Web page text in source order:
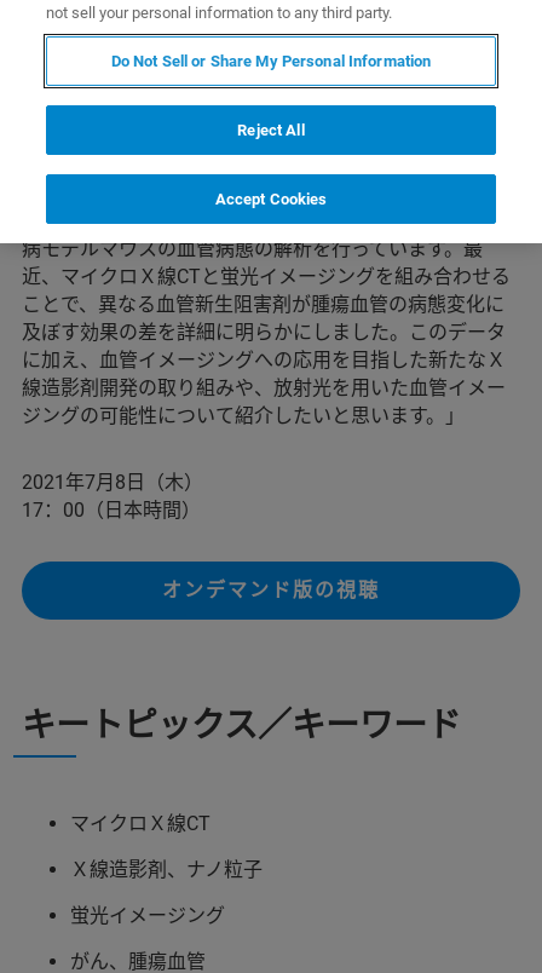
ブルカーのマイクロCT ユーザー様によるご講演です。
「我々は、独自開発した金ナノ粒子をＸ線造影剤に用
い、ブルカー 社の高分解能マイクロＸ線CTを使って、疾
病モデルマウスの血管病態の解析を行っています。最
近、マイクロＸ線CTと蛍光イメージングを組み合わせる
ことで、異なる血管新生阻害剤が腫瘍血管の病態変化に
及ぼす効果の差を詳細に明らかにしました。このデータ
に加え、血管イメージングへの応用を目指した新たなＸ
線造影剤開発の取り組みや、放射光を用いた血管イメー
ジングの可能性について紹介したいと思います。」
2021年7月8日（木）
17：00（日本時間）
オンデマンド版の視聴
キートピックス／キーワード
マイクロＸ線CT
Ｘ線造影剤、ナノ粒子
蛍光イメージング
がん、腫瘍血管
not sell your personal information to any third party.
Do Not Sell or Share My Personal Information
Reject All
Accept Cookies